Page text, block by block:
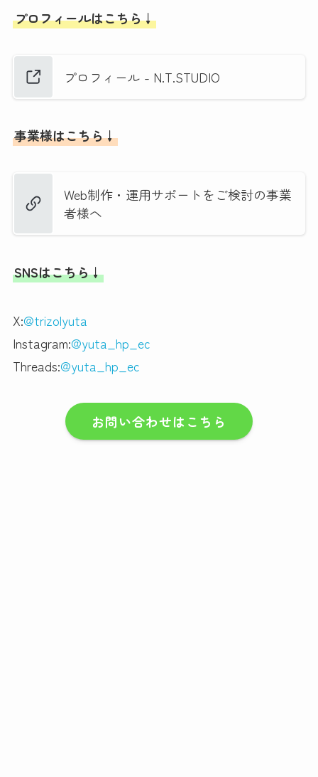
プロフィールはこちら↓
プロフィール - N.T.STUDIO
事業様はこちら↓
Web制作・運用サポートをご検討の事業
者様へ
SNSはこちら↓
X:@trizolyuta
Instagram:@yuta_hp_ec
Threads:@yuta_hp_ec
お問い合わせはこちら